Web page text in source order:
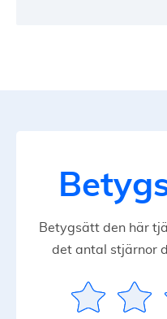
Betygsätt den här
det antal stjärnor